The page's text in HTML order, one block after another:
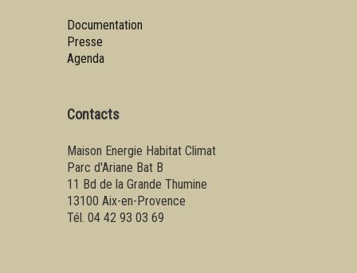
Documentation
Presse
Agenda
Contacts
Maison Energie Habitat Climat
Parc d'Ariane Bat B
11 Bd de la Grande Thumine
13100 Aix-en-Provence
Tél. 04 42 93 03 69